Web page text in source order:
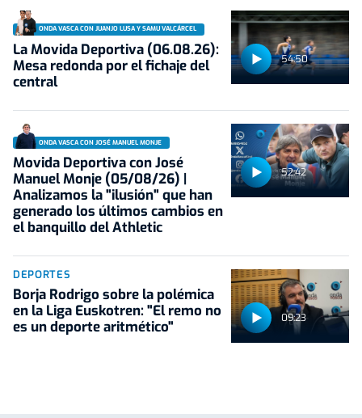
54:50
ONDA VASCA CON JUANJO LUSA Y SAMU VALCÁRCEL
La Movida Deportiva (06.08.26):
Mesa redonda por el fichaje del
central
52:42
ONDA VASCA CON JOSÉ MANUEL MONJE
Movida Deportiva con José
Manuel Monje (05/08/26) |
Analizamos la "ilusión" que han
generado los últimos cambios en
el banquillo del Athletic
09:23
DEPORTES
Borja Rodrigo sobre la polémica
en la Liga Euskotren: "El remo no
es un deporte aritmético"